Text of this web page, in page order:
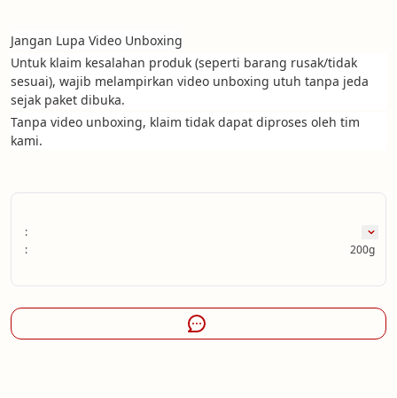
Jangan Lupa Video Unboxing
Untuk klaim kesalahan produk (seperti barang rusak/tidak
sesuai), wajib melampirkan video unboxing utuh tanpa jeda
sejak paket dibuka.
Tanpa video unboxing, klaim tidak dapat diproses oleh tim
kami.
:
:
200g